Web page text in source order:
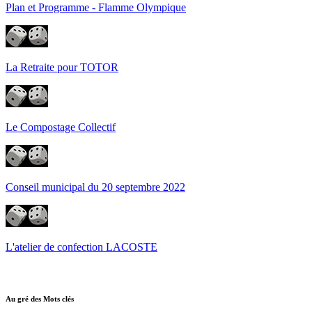
Plan et Programme - Flamme Olympique
La Retraite pour TOTOR
Le Compostage Collectif
Conseil municipal du 20 septembre 2022
L'atelier de confection LACOSTE
Au gré des Mots clés